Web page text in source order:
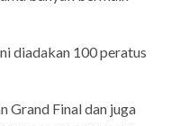
diadakan 100 peratus
Grand Final dan juga